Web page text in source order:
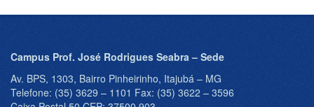
Campus Prof. José Rodrigues Seabra – Sede
Av. BPS, 1303, Bairro Pinheirinho, Itajubá – MG
Telefone: (35) 3629 – 1101 Fax: (35) 3622 – 3596